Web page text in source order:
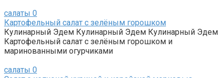
салаты 0
Картофельный салат с зелёным горошком
Кулинарный Эдем Кулинарный Эдем Кулинарный Эдем
Картофельный салат с зелёным горошком и
маринованными огурчиками
салаты 0